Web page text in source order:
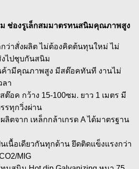
ม ช่องรูเล็กสมมาตรทนสนิมคุณภาพสูง
ว่าสั่งผลิต ไม่ต้องคิดต้นทุนใหม่ ไม่
งไปชุบกันสนิม
ค้ามีคุณภาพสูง มีสต๊อคทันที งานไม่
ลา
อค กว้าง 15-100ซม. ยาว 1 เมตร มี
รทุกวิ่งผ่าน
ลิตจาก เหล็กกล้าเกรด A ได้มาตรฐาน
เนื้อเดียวกันทุกด้าน ยึดติดแข็งแรงกว่า
MIG